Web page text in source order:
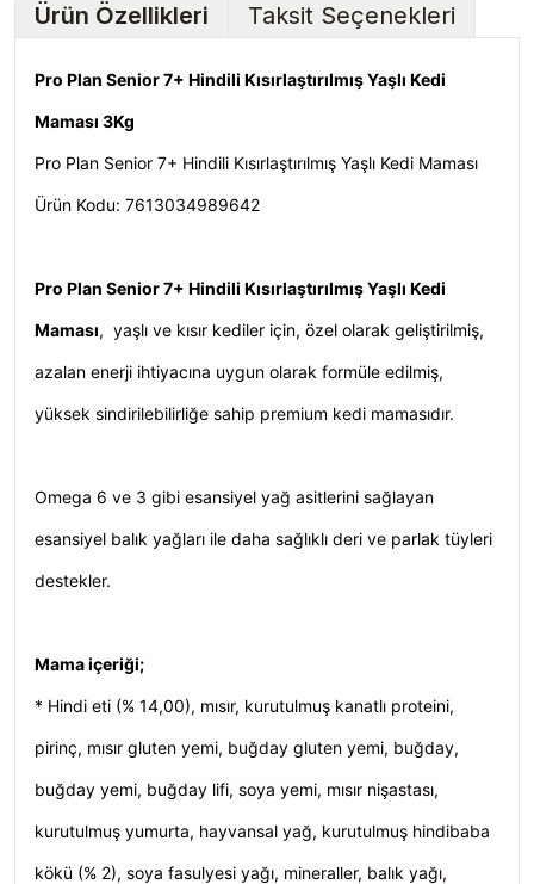
Ürün Özellikleri Taksit Seçenekleri
Pro Plan Senior 7+ Hindili Kısırlaştırılmış Yaşlı Kedi
Maması 3Kg
Pro Plan Senior 7+ Hindili Kısırlaştırılmış Yaşlı Kedi Maması
Ürün Kodu: 7613034989642
Pro Plan Senior 7+ Hindili Kısırlaştırılmış Yaşlı Kedi
Maması, yaşlı ve kısır kediler için, özel olarak geliştirilmiş,
azalan enerji ihtiyacına uygun olarak formüle edilmiş,
yüksek sindirilebilirliğe sahip premium kedi mamasıdır.
Omega 6 ve 3 gibi esansiyel yağ asitlerini sağlayan
esansiyel balık yağları ile daha sağlıklı deri ve parlak tüyleri
destekler.
Mama içeriği;
* Hindi eti (% 14,00), mısır, kurutulmuş kanatlı proteini,
pirinç, mısır gluten yemi, buğday gluten yemi, buğday,
buğday yemi, buğday lifi, soya yemi, mısır nişastası,
kurutulmuş yumurta, hayvansal yağ, kurutulmuş hindibaba
kökü (% 2), soya fasulyesi yağı, mineraller, balık yağı,